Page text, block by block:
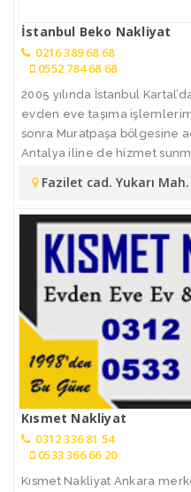
İstanbul Beko Nakliyat
0216 389 68 68
0552 784 68 68
2005 yılında İstanbul
evden eve taşıma
sonra Muratpaşa bölgesine
Antalya iline de hizmet
Fazilet cad. Yukarı
Kısmet Nakliyat
0312 336 81 54
0533 366 66 20
Kısmet Nakliyat Ankara